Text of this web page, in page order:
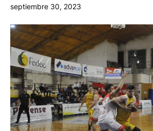
septiembre 30, 2023